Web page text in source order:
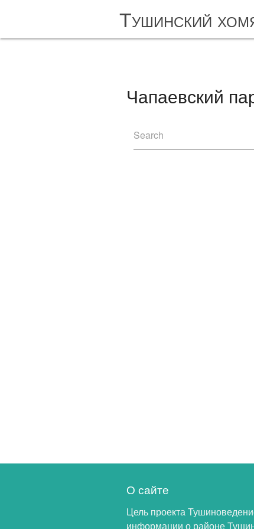
Тушинский
Чапаевский
Search
О сайте
Цель проекта
информации о районе